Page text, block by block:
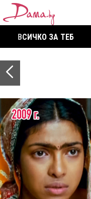
ВСИЧКО ЗА ТЕБ